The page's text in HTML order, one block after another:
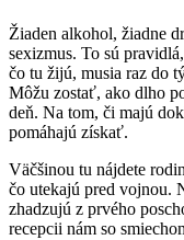
Žiaden alkohol, žiadne
sexizmus. To sú
čo tu žijú, musia raz do
Môžu zostať, ako dlho
deň. Na tom, či majú
pomáhajú získať.
Väčšinou tu nájdete
čo utekajú pred vojnou.
zhadzujú z prvého
recepcii nám so